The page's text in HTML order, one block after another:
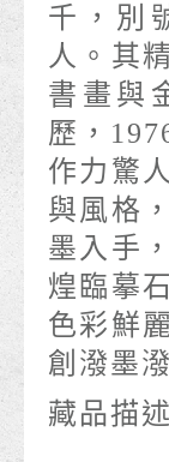
千，別
人。其
書畫與
歷，
作力驚
與風格
墨入手
煌臨摹
色彩鮮
創潑墨
藏品描